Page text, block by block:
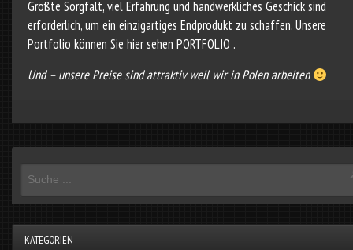
Größte Sorgfalt, viel Erfahrung und hand­werkliches Geschick sind
erforderlich, um ein einzigartiges Endprodukt zu schaffen. Unsere
Portfolio können Sie hier sehenPORTFOLIO .
Und – unsere Preise sind attraktiv weil wir in Polen arbeiten
KATEGORIEN